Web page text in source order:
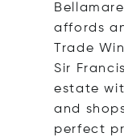
affords
Trade
Sir
estate
and
perfect